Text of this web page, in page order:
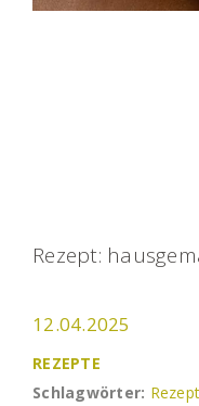
Rezept:
12.04.2025
REZEPTE
Schlagwörter: